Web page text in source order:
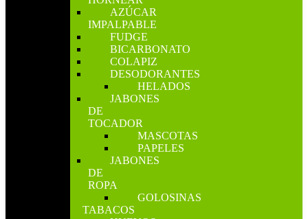
AZÚCAR
IMPALPABLE
FUDGE
BICARBONATO
COLAPIZ
DESODORANTES
HELADOS
JABONES
DE
TOCADOR
MASCOTAS
PAPELES
JABONES
DE
ROPA
GOLOSINAS
TABACOS